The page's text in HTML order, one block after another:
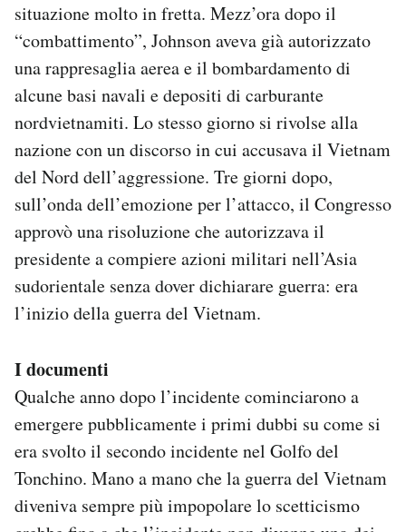
situazione molto in fretta. Mezz’ora dopo il
“combattimento”, Johnson aveva già autorizzato
una rappresaglia aerea e il bombardamento di
alcune basi navali e depositi di carburante
nordvietnamiti. Lo stesso giorno si rivolse alla
nazione con un discorso in cui accusava il Vietnam
del Nord dell’aggressione. Tre giorni dopo,
sull’onda dell’emozione per l’attacco, il Congresso
approvò una risoluzione che autorizzava il
presidente a compiere azioni militari nell’Asia
sudorientale senza dover dichiarare guerra: era
l’inizio della guerra del Vietnam.
I documenti
Qualche anno dopo l’incidente cominciarono a
emergere pubblicamente i primi dubbi su come si
era svolto il secondo incidente nel Golfo del
Tonchino. Mano a mano che la guerra del Vietnam
diveniva sempre più impopolare lo scetticismo